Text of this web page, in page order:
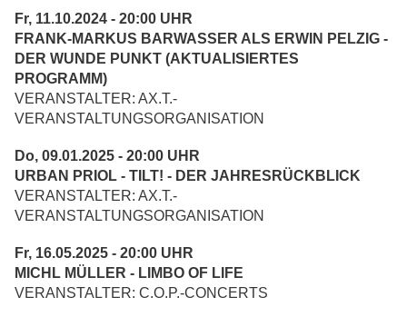
Fr, 11.10.2024 - 20:00 UHR
FRANK-MARKUS BARWASSER ALS ERWIN PELZIG -
DER WUNDE PUNKT (AKTUALISIERTES
PROGRAMM)
VERANSTALTER: AX.T.-
VERANSTALTUNGSORGANISATION
Do, 09.01.2025 - 20:00 UHR
URBAN PRIOL - TILT! - DER JAHRESRÜCKBLICK
VERANSTALTER: AX.T.-
VERANSTALTUNGSORGANISATION
Fr, 16.05.2025 - 20:00 UHR
MICHL MÜLLER - LIMBO OF LIFE
VERANSTALTER: C.O.P.-CONCERTS